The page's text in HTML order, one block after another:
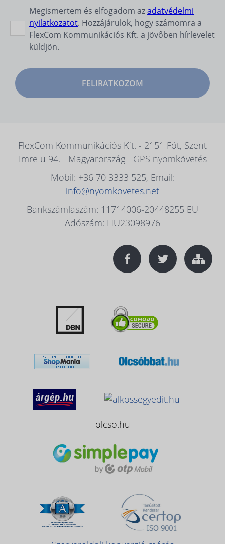
Megismertem és elfogadom azadatvédelmi
nyilatkozatot. Hozzájárulok, hogy számomra a
FlexCom Kommunikációs Kft. a jövőben hírlevelet
küldjön.
FELIRATKOZOM
FlexCom Kommunikációs Kft. - 2151 Fót, Szent
Imre u 94. - Magyarország - GPS nyomkövetés
Mobil: +36 70 3333 525, Email:
info@nyomkovetes.net
Bankszámlaszám: 11714006-20448255 EU
Adószám: HU23098976
olcso.hu